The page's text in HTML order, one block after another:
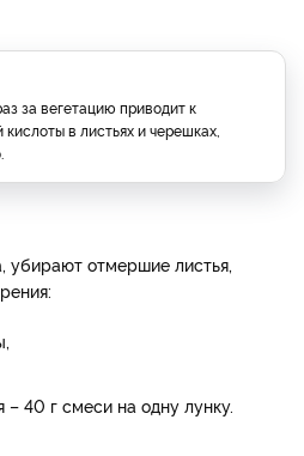
за вегетацию приводит к
в листьях и черешках,
убирают отмершие листья,
– 40 г смеси на одну лунку.